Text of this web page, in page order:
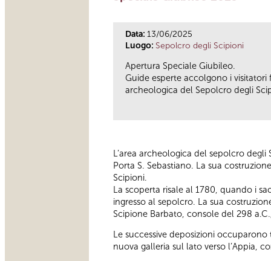
Data: 13/06/2025
Luogo: Sepolcro degli Scipioni
Apertura Speciale Giubileo.
Guide esperte accolgono i
archeologica del Sepolcro degli
L’area archeologica del sepolcro
Porta S. Sebastiano. La sua
Scipioni.
La scoperta risale al 1780, quando i
ingresso al sepolcro. La sua
Scipione Barbato, console del 298
Le successive deposizioni
nuova galleria sul lato verso l’Appia,